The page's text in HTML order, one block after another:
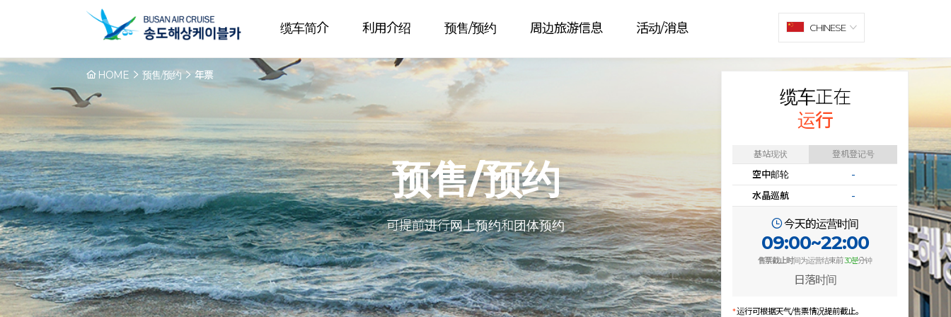
缆车正在
运行
基站现状 登机登记号
空中邮轮
-
水晶巡航
-
今天的运营时间
09:00~22:00
售票截止时间为运营结束前30분分钟
日落时间
*运行可根据天气/售票情况提前截止。
缆车简介 利用介绍 预售/预约 周边旅游信息 活动/消息 CHINESE
HOME 预售/预约 年票
预售/预约
可提前进行网上预约和团体预约